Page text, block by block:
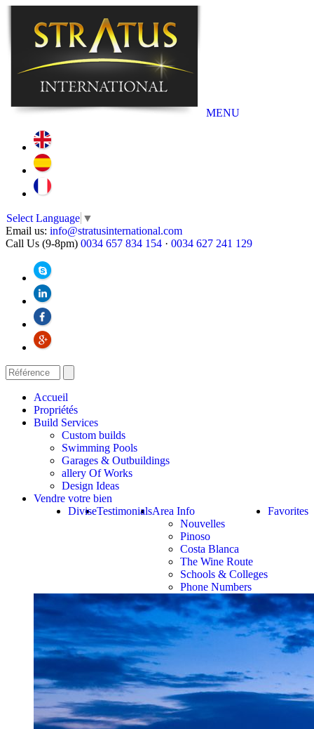
MENU
Select Language ▼
Email us: info@stratusinternational.com
Call Us (9-8pm) 0034 657 834 154 · 0034 627 241 129
Accueil
Propriétés
Build Services
Custom builds
Swimming Pools
Garages & Outbuildings
allery Of Works
Design Ideas
Vendre votre bien
Favorites
Area Info
Nouvelles
Pinoso
Costa Blanca
The Wine Route
Schools & Colleges
Phone Numbers
Testimonials
Divise